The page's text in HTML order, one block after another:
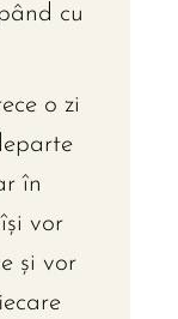
cu
o zi
în
vor
și vor